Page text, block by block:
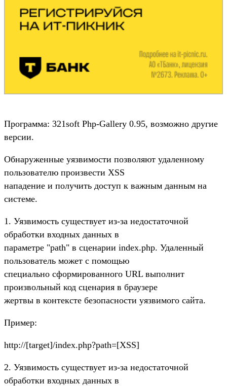
Программа: 321soft Php-Gallery 0.95, возможно другие
версии.
Обнаруженные уязвимости позволяют удаленному
пользователю произвести XSS
нападение и получить доступ к важным данным на
системе.
1. Уязвимость существует из-за недостаточной
обработки входных данных в
параметре "path" в сценарии index.php. Удаленный
пользователь может с помощью
специально сформированного URL выполнит
произвольный код сценария в браузере
жертвы в контексте безопасности уязвимого сайта.
Пример:
http://[target]/index.php?path=[XSS]
2. Уязвимость существует из-за недостаточной
обработки входных данных в